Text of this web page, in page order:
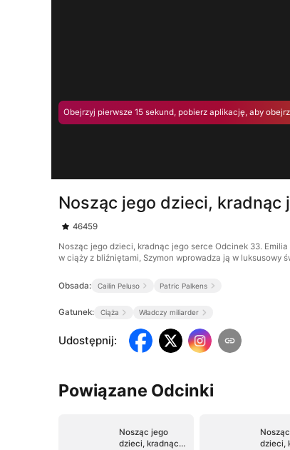
Obejrzyj pierwsze 15 sekund, pobierz aplikację, aby
Nosząc jego dzieci, kradnąc
46459
Nosząc jego dzieci, kradnąc jego serce Odcinek 33.
w ciąży z bliźniętami, Szymon wprowadza ją w luksusowy
Obsada: Cailin Peluso Patric Palkens
Gatunek: Ciąża Władczy miliarder
Udostępnij:
Powiązane Odcinki
Nosząc jego
dzieci, kradnąc
dzieci,